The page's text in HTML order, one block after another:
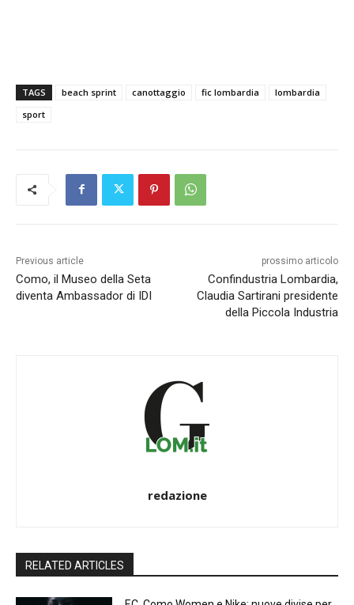
TAGS beach sprint canottaggio fic lombardia
lombardia
sport
Previous article
Como, il Museo della Seta
diventa Ambassador di IDI
prossimo articolo
Confindustria Lombardia,
Claudia Sartirani presidente
della Piccola Industria
redazione
RELATED ARTICLES